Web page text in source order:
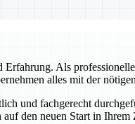
Als
alles mit der
und fachgerecht
den neuen Start in